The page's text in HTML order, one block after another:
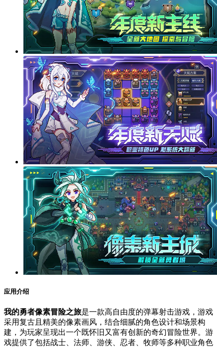
应用介绍
我的勇者像素冒险之旅是一款高自由度的弹幕射击游戏，游戏
采用复古且精美的像素画风，结合细腻的角色设计和场景构
建，为玩家呈现出一个既怀旧又富有创新的奇幻冒险世界。游
戏提供了包括战士、法师、游侠、忍者、牧师等多种职业角色